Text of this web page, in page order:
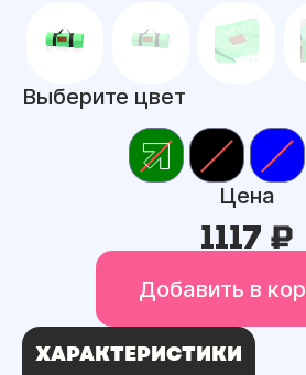
Выберите цвет
Цена
1117 ₽
Добавить в
ХАРАКТЕРИСТИКИ